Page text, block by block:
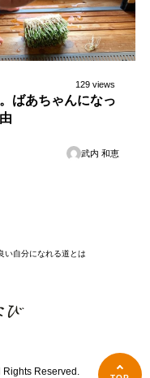
129 views
ばあちゃんになっ
武内 和恵
い自分になれる道とは
Rights Reserved.